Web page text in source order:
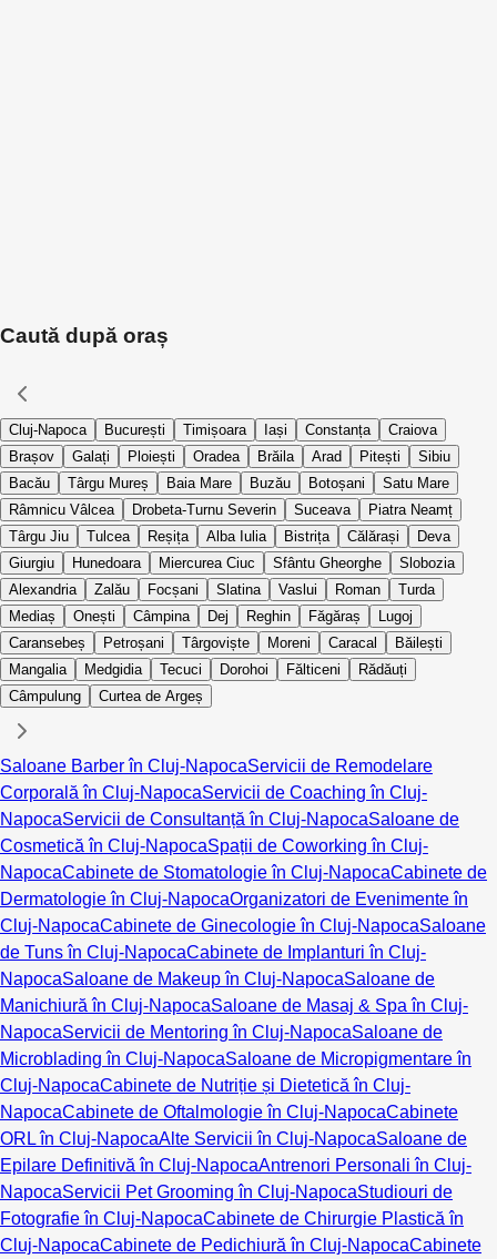
Caută după oraș
Cluj-Napoca București Timișoara Iași Constanța
Craiova
Brașov
Galați Ploiești Oradea Brăila Arad Pitești
Sibiu
Bacău
Târgu Mureș Baia Mare Buzău Botoșani
Satu Mare
Râmnicu Vâlcea
Drobeta-Turnu Severin Suceava
Piatra Neamț
Târgu Jiu
Tulcea Reșița Alba Iulia Bistrița Călărași
Deva
Giurgiu
Hunedoara Miercurea Ciuc Sfântu Gheorghe
Slobozia
Alexandria
Zalău Focșani Slatina Vaslui Roman
Turda
Mediaș
Onești Câmpina Dej Reghin Făgăraș
Lugoj
Caransebeș
Petroșani Târgoviște Moreni Caracal
Băilești
Mangalia
Medgidia Tecuci Dorohoi Fălticeni
Rădăuți
Câmpulung
Curtea de Argeș
Saloane Barber în Cluj-NapocaServicii de Remodelare
Corporală în Cluj-NapocaServicii de Coaching în Cluj-
NapocaServicii de Consultanță în Cluj-NapocaSaloane de
Cosmetică în Cluj-NapocaSpații de Coworking în Cluj-
NapocaCabinete de Stomatologie în Cluj-NapocaCabinete de
Dermatologie în Cluj-NapocaOrganizatori de Evenimente în
Cluj-NapocaCabinete de Ginecologie în Cluj-NapocaSaloane
de Tuns în Cluj-NapocaCabinete de Implanturi în Cluj-
NapocaSaloane de Makeup în Cluj-NapocaSaloane de
Manichiură în Cluj-NapocaSaloane de Masaj & Spa în Cluj-
NapocaServicii de Mentoring în Cluj-NapocaSaloane de
Microblading în Cluj-NapocaSaloane de Micropigmentare în
Cluj-NapocaCabinete de Nutriție și Dietetică în Cluj-
NapocaCabinete de Oftalmologie în Cluj-NapocaCabinete
ORL în Cluj-NapocaAlte Servicii în Cluj-NapocaSaloane de
Epilare Definitivă în Cluj-NapocaAntrenori Personali în Cluj-
NapocaServicii Pet Grooming în Cluj-NapocaStudiouri de
Fotografie în Cluj-NapocaCabinete de Chirurgie Plastică în
Cluj-NapocaCabinete de Pedichiură în Cluj-NapocaCabinete